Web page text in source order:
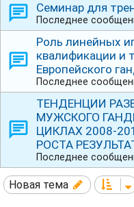
Семинар для
Последнее
Роль линейных
квалификации и
Европейского
Последнее
ТЕНДЕНЦИИ
МУЖСКОГО
ЦИКЛАХ 2008-
РОСТА
Последнее
Новая тема